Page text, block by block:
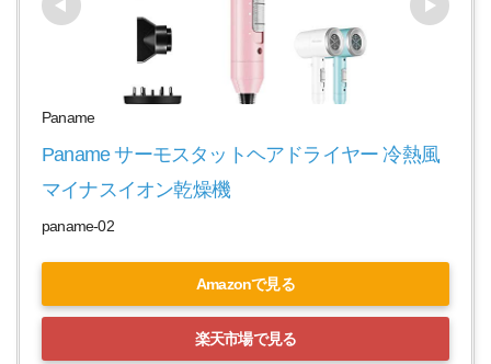
Paname
Paname サーモスタットヘアドライヤー 冷熱風
マイナスイオン乾燥機
paname-02
Amazonで見る
楽天市場で見る